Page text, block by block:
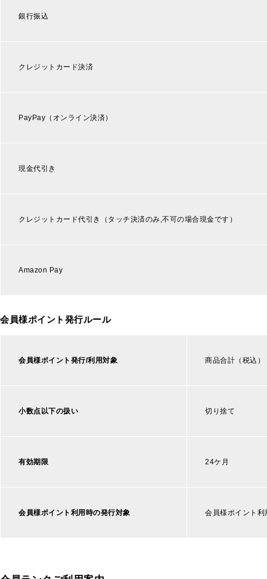
銀行振込
クレジットカード決済
PayPay（オンライン決済）
現金代引き
クレジットカード代引き（タッチ決済のみ,不可の場合現金です）
Amazon Pay
会員様ポイント発行ルール
会員様ポイント発行/利用対象 商品合計（税込）
小数点以下の扱い 切り捨て
有効期限 24ケ月
会員様ポイント利用時の発行対象 会員様ポイント